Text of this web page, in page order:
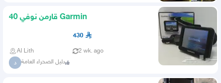
قارمن نوفي 40 Garmin
430
Al Lith 2 wk. ago
د دليل الصحراء العامة